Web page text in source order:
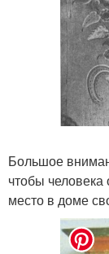
Большое
чтобы
место в доме